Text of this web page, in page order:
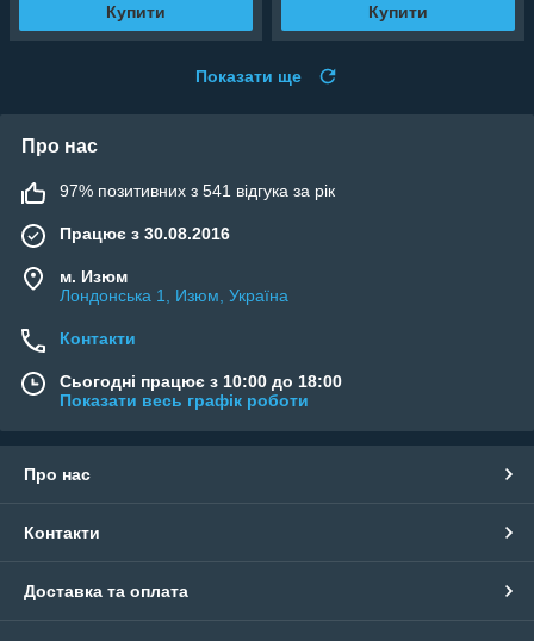
Купити Купити
Показати ще
Про нас
97% позитивних з 541 відгука за рік
Працює з 30.08.2016
м. Изюм
Лондонська 1, Изюм, Україна
Контакти
Сьогодні працює з 10:00 до 18:00
Показати весь графік роботи
Про нас
Контакти
Доставка та оплата